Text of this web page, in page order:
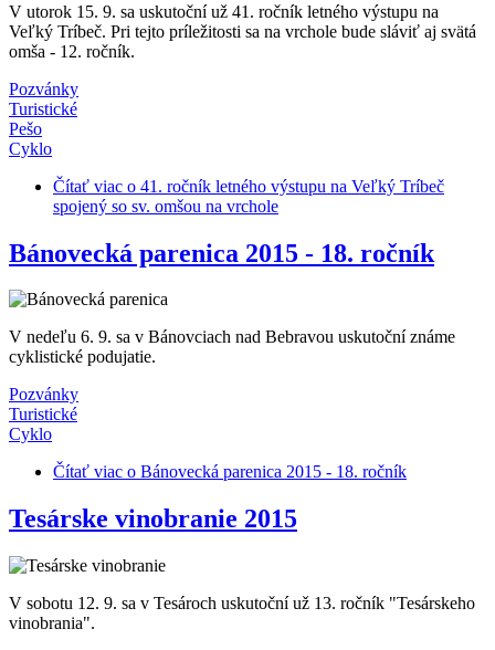
V utorok 15. 9. sa uskutoční už 41. ročník letného výstupu na
Veľký Tríbeč. Pri tejto príležitosti sa na vrchole bude sláviť aj svätá
omša - 12. ročník.
Pozvánky
Turistické
Pešo
Cyklo
Čítať viac o 41. ročník letného výstupu na Veľký Tríbeč
spojený so sv. omšou na vrchole
Bánovecká parenica 2015 - 18. ročník
V nedeľu 6. 9. sa v Bánovciach nad Bebravou uskutoční známe
cyklistické podujatie.
Pozvánky
Turistické
Cyklo
Čítať viac o Bánovecká parenica 2015 - 18. ročník
Tesárske vinobranie 2015
V sobotu 12. 9. sa v Tesároch uskutoční už 13. ročník "Tesárskeho
vinobrania".